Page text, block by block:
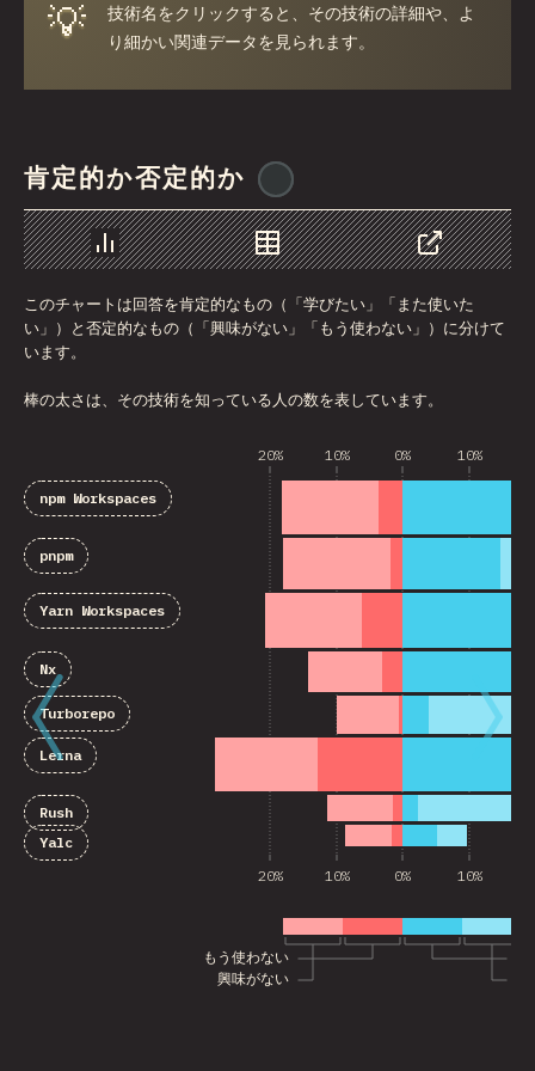
💡
技術名をクリックすると、その技術の詳細や、よ
り細かい関連データを見られます。
肯定的か否定的か
チャート データ
シェア
このチャートは回答を肯定的なもの（「学びたい」「また使いた
い」）と否定的なもの（「興味がない」「もう使わない」）に分けて
います。
棒の太さは、その技術を知っている人の数を表しています。
興味がない
もう使わない
20% 10% 0% 10%
20% 10% 0% 10%
npm Workspaces
pnpm
Yarn Workspaces
Nx
Turborepo
Lerna
Rush
Yalc